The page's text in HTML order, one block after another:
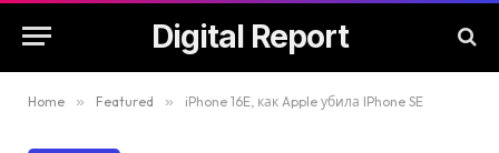
Digital Report
Home » Featured » iPhone 16E, как Apple убила IPhone SE